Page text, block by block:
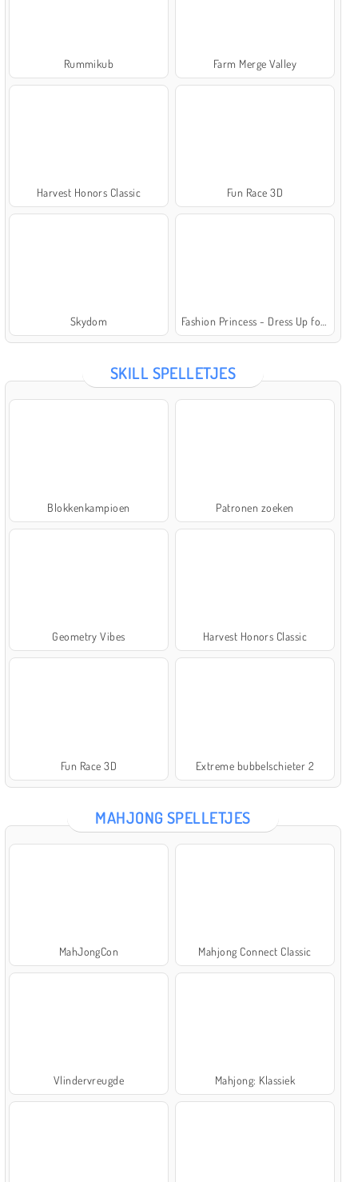
Rummikub Farm Merge Valley
Harvest Honors Classic Fun Race 3D
Skydom Fashion Princess - Dress Up for Girls
SKILL SPELLETJES
Blokkenkampioen Patronen zoeken
Geometry Vibes Harvest Honors Classic
Fun Race 3D Extreme bubbelschieter 2
MAHJONG SPELLETJES
MahJongCon Mahjong Connect Classic
Vlindervreugde Mahjong: Klassiek